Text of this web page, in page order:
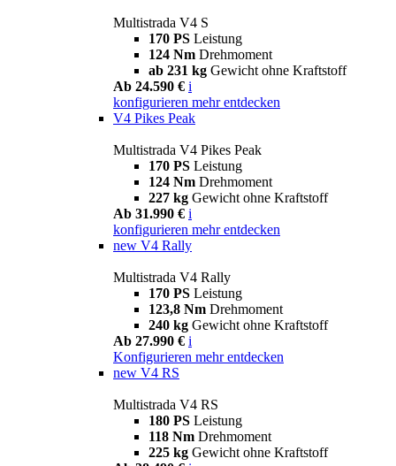
Multistrada V4 S
170 PS Leistung
124 Nm Drehmoment
ab 231 kg Gewicht ohne Kraftstoff
Ab 24.590 € i
konfigurieren mehr entdecken
V4 Pikes Peak
Multistrada V4 Pikes Peak
170 PS Leistung
124 Nm Drehmoment
227 kg Gewicht ohne Kraftstoff
Ab 31.990 € i
konfigurieren mehr entdecken
new V4 Rally
Multistrada V4 Rally
170 PS Leistung
123,8 Nm Drehmoment
240 kg Gewicht ohne Kraftstoff
Ab 27.990 € i
Konfigurieren mehr entdecken
new V4 RS
Multistrada V4 RS
180 PS Leistung
118 Nm Drehmoment
225 kg Gewicht ohne Kraftstoff